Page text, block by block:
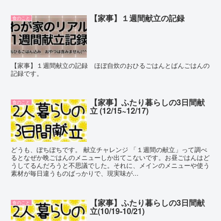
食のこと 【家事】１週間献立の記録
【家事】１週間献立の記録 ほぼ自炊のおひるごはんとばんごはんの
記録です。
食のこと 【家事】ふたり暮らしの3日間献
立 (12/15~12/17)
どうも、ぼちぼちです。 献立チャレンジ 「１週間の献立」って調べ
るとなぜか晩ごはんのメニューしか出てこないです。お昼ごはんはど
うしてるんだろうと不思議でした。それに、メインのメニューや使う
素材が毎日違うものばっかりで、現実味が...
食のこと 【家事】ふたり暮らしの3日間献
立(10/19-10/21)